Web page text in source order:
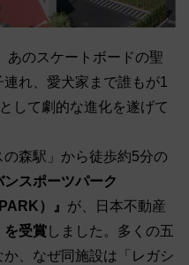
あのスケートボードの聖
れ、愛犬家まで誰もが1
して劇的な進化を遂げて
森駅」から徒歩約5分の
ンスポーツパーク
）』 が、日本不動産
を受賞しました。多くの五
、なぜ同施設は「レガシ